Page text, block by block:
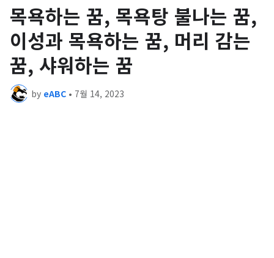
목욕하는 꿈, 목욕탕 불나는 꿈,
이성과 목욕하는 꿈, 머리 감는
꿈, 샤워하는 꿈
by eABC • 7월 14, 2023